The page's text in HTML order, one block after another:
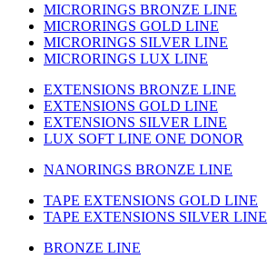
MICRORINGS BRONZE LINE
MICRORINGS GOLD LINE
MICRORINGS SILVER LINE
MICRORINGS LUX LINE
EXTENSIONS BRONZE LINE
EXTENSIONS GOLD LINE
EXTENSIONS SILVER LINE
LUX SOFT LINE ONE DONOR
NANORINGS BRONZE LINE
TAPE EXTENSIONS GOLD LINE
TAPE EXTENSIONS SILVER LINE
BRONZE LINE